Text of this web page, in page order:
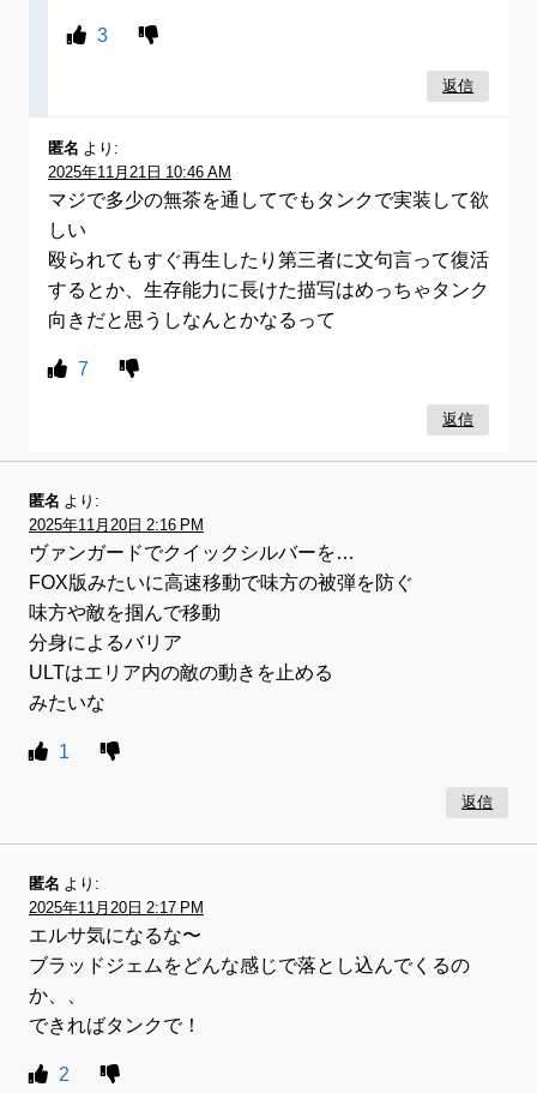
3
返信
匿名 より:
2025年11月21日 10:46 AM
マジで多少の無茶を通してでもタンクで実装して欲
しい
殴られてもすぐ再生したり第三者に文句言って復活
するとか、生存能力に長けた描写はめっちゃタンク
向きだと思うしなんとかなるって
7
返信
匿名 より:
2025年11月20日 2:16 PM
ヴァンガードでクイックシルバーを…
FOX版みたいに高速移動で味方の被弾を防ぐ
味方や敵を掴んで移動
分身によるバリア
ULTはエリア内の敵の動きを止める
みたいな
1
返信
匿名 より:
2025年11月20日 2:17 PM
エルサ気になるな〜
ブラッドジェムをどんな感じで落とし込んでくるの
か、、
できればタンクで！
2